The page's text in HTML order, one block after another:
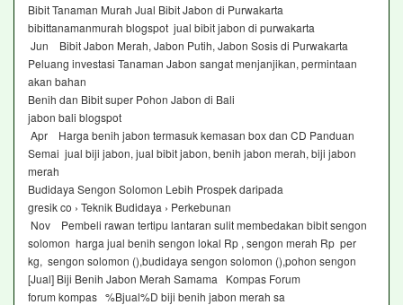
Bibit Tanaman Murah Jual Bibit Jabon di Purwakarta
bibittanamanmurah blogspot jual bibit jabon di purwakarta
Jun Bibit Jabon Merah, Jabon Putih, Jabon Sosis di Purwakarta
Peluang investasi Tanaman Jabon sangat menjanjikan, permintaan
akan bahan
Benih dan Bibit super Pohon Jabon di Bali
jabon bali blogspot
Apr Harga benih jabon termasuk kemasan box dan CD Panduan
Semai jual biji jabon, jual bibit jabon, benih jabon merah, biji jabon
merah
Budidaya Sengon Solomon Lebih Prospek daripada
gresik co › Teknik Budidaya › Perkebunan
Nov Pembeli rawan tertipu lantaran sulit membedakan bibit sengon
solomon harga jual benih sengon lokal Rp , sengon merah Rp per
kg, sengon solomon (),budidaya sengon solomon (),pohon sengon
[Jual] Biji Benih Jabon Merah Samama Kompas Forum
forum kompas %Bjual%D biji benih jabon merah sa